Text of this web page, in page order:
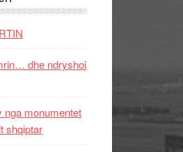
dhe ndryshoi
nga monumentet
shqiptar